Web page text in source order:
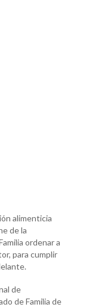
alimenticia
de la
ordenar a
para cumplir
de
de Familia de